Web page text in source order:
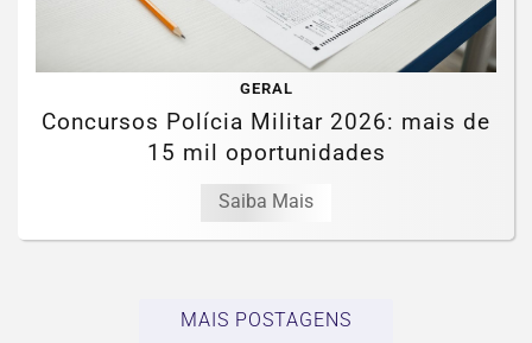
GERAL
Concursos Polícia Militar 2026: mais de
15 mil oportunidades
Saiba Mais
MAIS POSTAGENS